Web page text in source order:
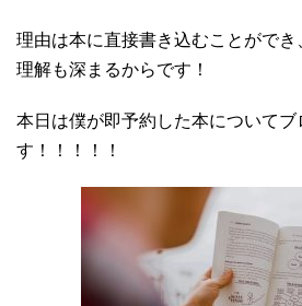
理由は本に直接書き込むことができ
理解も深まるからです！
本日は僕が即予約した本についてブ
す！！！！！